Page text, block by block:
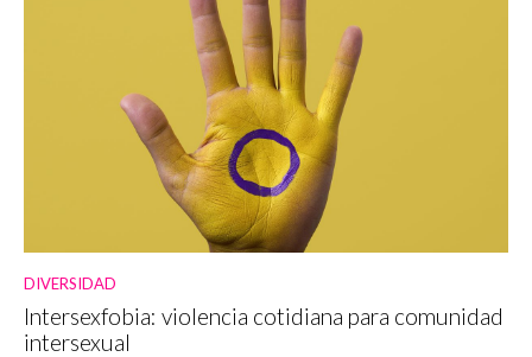
DIVERSIDAD
Intersexfobia: violencia cotidiana para comunidad
intersexual